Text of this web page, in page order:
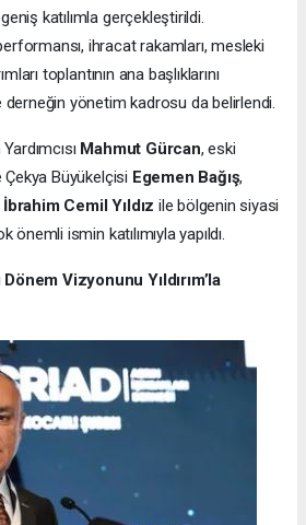
katılımla gerçekleştirildi.
ihracat rakamları, mesleki
toplantının ana başlıklarını
yönetim kadrosu da belirlendi.
Mahmut Gürcan, eski
Çekya Büyükelçisi Egemen Bağış,
İbrahim Cemil Yıldız ile bölgenin siyasi
ismin katılımıyla yapıldı.
Vizyonunu Yıldırım’la